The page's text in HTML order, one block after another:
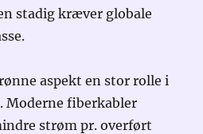
stadig kræver globale
aspekt en stor rolle i
fiberkabler
strøm pr. overført